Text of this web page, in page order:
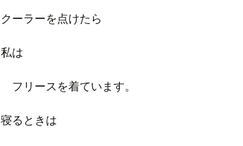
クーラーを点けたら
私は
フリースを着ています。
寝るときは